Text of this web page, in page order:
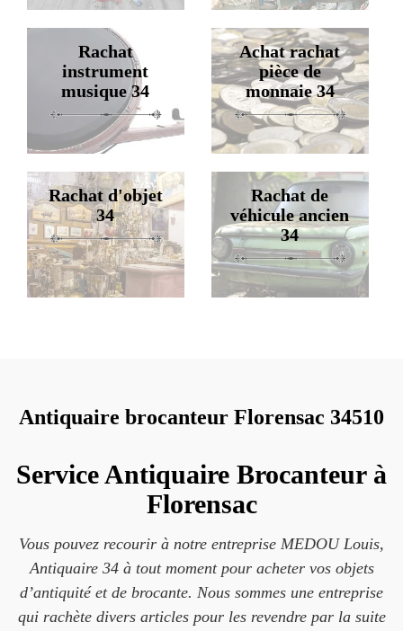
Rachat
instrument
musique 34
Achat rachat
pièce de
monnaie 34
Rachat d'objet
34
Rachat de
véhicule ancien
34
Antiquaire brocanteur Florensac 34510
Service Antiquaire Brocanteur à
Florensac
Vous pouvez recourir à notre entreprise MEDOU Louis,
Antiquaire 34 à tout moment pour acheter vos objets
d’antiquité et de brocante. Nous sommes une entreprise
qui rachète divers articles pour les revendre par la suite